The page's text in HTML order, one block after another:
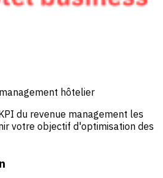
hôtelier
du revenue management les
votre objectif d'optimisation des